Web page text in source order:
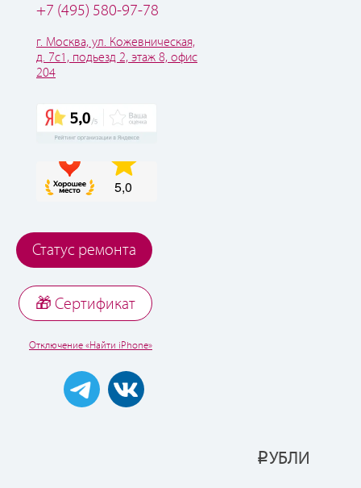
+7 (495) 580-97-78
г. Москва, ул. Кожевническая,
д. 7с1, подьезд 2, этаж 8, офис
204
Статус ремонта
🎁 Cертификат
Отключение «Найти iPhone»
РУБЛИ